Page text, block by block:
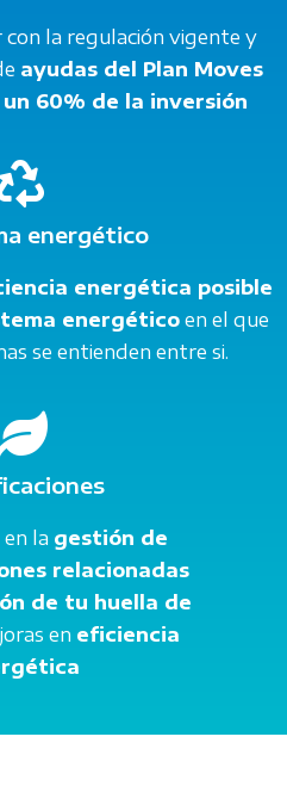
la regulación vigente y
ayudas del Plan Moves
60% de la inversión
energético
energética posible
energético en el que
se entienden entre si.
la gestión de
relacionadas
de tu huella de
en eficiencia